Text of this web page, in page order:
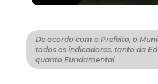
De acordo com o Prefeito, o
todos os indicadores, tanto da
quanto Fundamental